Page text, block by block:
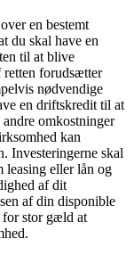
en bestemt
du skal have en
til at blive
retten forudsætter
nødvendige
en driftskredit til at
omkostninger
kan
Investeringerne skal
leasing eller lån og
af dit
af din disponible
for stor gæld at